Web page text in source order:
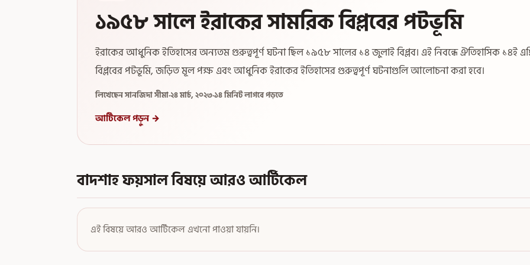
১৯৫৮ সালে ইরাকের সামরিক বিপ্লবের পটভূমি
ইরাকের আধুনিক ইতিহাসের অন্যতম গুরুত্বপূর্ণ ঘটনা ছিল ১৯৫৮ সালের ১৪ জুলাই বিপ্লব। এই নিবন্ধে ঐতিহাসিক ১৪ই
বিপ্লবের পটভূমি, জড়িত মূল পক্ষ এবং আধুনিক ইরাকের ইতিহাসের গুরুত্বপূর্ণ ঘটনাগুলি আলোচনা করা হবে।
লিখেছেন সানজিদা সীমা·২৪ মার্চ, ২০২৩·১৪ মিনিট লাগবে পড়তে
আর্টিকেল পড়ুন →
বাদশাহ ফয়সাল বিষয়ে আরও আর্টিকেল
এই বিষয়ে আরও আর্টিকেল এখনো পাওয়া যায়নি।